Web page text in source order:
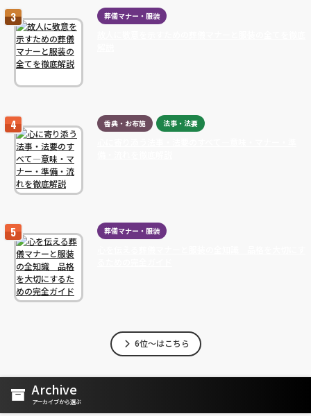
葬儀マナー・服装
香典・お布施 法事・法要
葬儀マナー・服装
6位～はこちら
Archive
アーカイブから選ぶ